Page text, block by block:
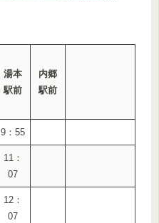
湯本
駅前
内郷
駅前
9：55
11：
07
12：
07